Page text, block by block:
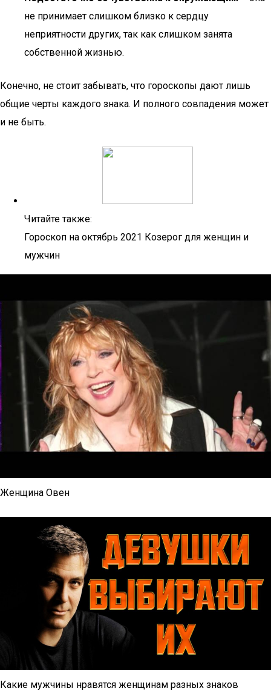
не принимает слишком близко к сердцу
неприятности других, так как слишком занята
собственной жизнью.
Конечно, не стоит забывать, что гороскопы дают лишь
общие черты каждого знака. И полного совпадения может
и не быть.
Читайте также:
Гороскоп на октябрь 2021 Козерог для женщин и
мужчин
Женщина Овен
Какие мужчины нравятся женщинам разных знаков